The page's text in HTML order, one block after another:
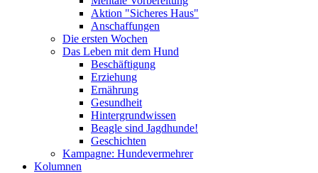
Aktion "Sicheres Haus"
Anschaffungen
Die ersten Wochen
Das Leben mit dem Hund
Beschäftigung
Erziehung
Ernährung
Gesundheit
Hintergrundwissen
Beagle sind Jagdhunde!
Geschichten
Kampagne: Hundevermehrer
Kolumnen